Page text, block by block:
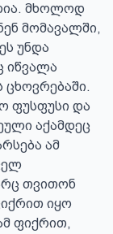
მხოლოდ
მომავალში,
უნდა
იწვალა
ცხოვრებაში.
ფუსფუსი და
აქამდეც
ამ
თვითონ
იყო
ფიქრით,